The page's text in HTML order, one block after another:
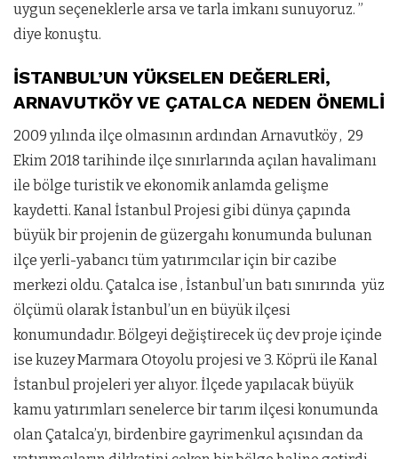
uygun seçeneklerle arsa ve tarla imkanı sunuyoruz. ”
diye konuştu.
İSTANBUL’UN YÜKSELEN DEĞERLERİ,
ARNAVUTKÖY VE ÇATALCA NEDEN ÖNEMLİ
2009 yılında ilçe olmasının ardından Arnavutköy , 29
Ekim 2018 tarihinde ilçe sınırlarında açılan havalimanı
ile bölge turistik ve ekonomik anlamda gelişme
kaydetti. Kanal İstanbul Projesi gibi dünya çapında
büyük bir projenin de güzergahı konumunda bulunan
ilçe yerli-yabancı tüm yatırımcılar için bir cazibe
merkezi oldu. Çatalca ise , İstanbul’un batı sınırında yüz
ölçümü olarak İstanbul’un en büyük ilçesi
konumundadır. Bölgeyi değiştirecek üç dev proje içinde
ise kuzey Marmara Otoyolu projesi ve 3. Köprü ile Kanal
İstanbul projeleri yer alıyor. İlçede yapılacak büyük
kamu yatırımları senelerce bir tarım ilçesi konumunda
olan Çatalca’yı, birdenbire gayrimenkul açısından da